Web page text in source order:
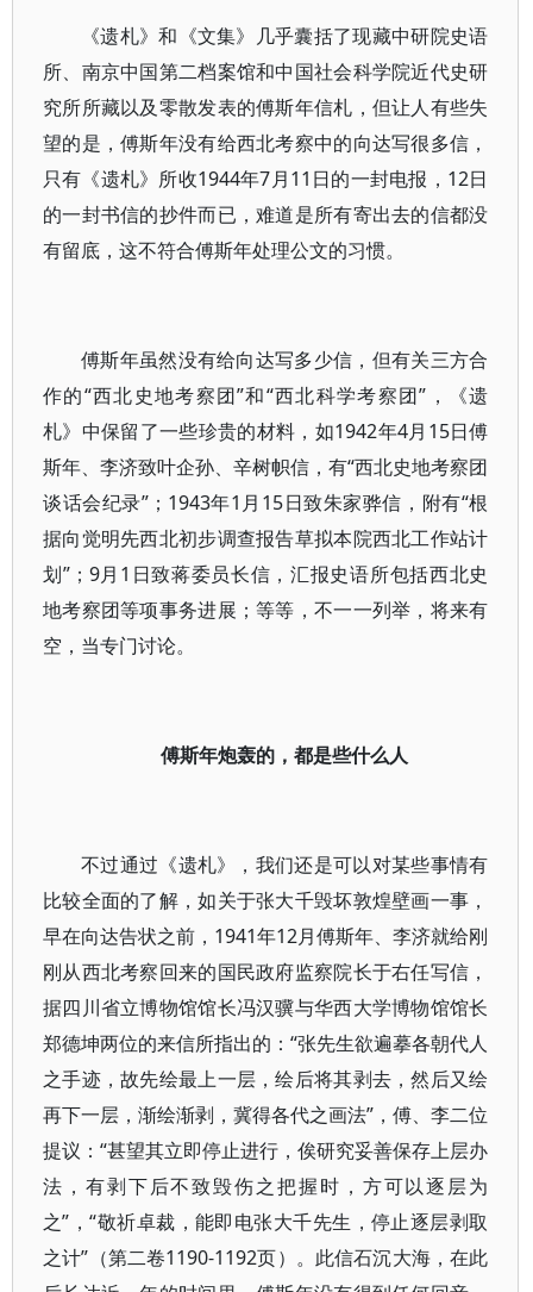
《遗札》和《文集》几乎囊括了现藏中研院史语
所、南京中国第二档案馆和中国社会科学院近代史研
究所所藏以及零散发表的傅斯年信札，但让人有些失
望的是，傅斯年没有给西北考察中的向达写很多信，
只有《遗札》所收1944年7月11日的一封电报，12日
的一封书信的抄件而已，难道是所有寄出去的信都没
有留底，这不符合傅斯年处理公文的习惯。
傅斯年虽然没有给向达写多少信，但有关三方合
作的“西北史地考察团”和“西北科学考察团”，《遗
札》中保留了一些珍贵的材料，如1942年4月15日傅
斯年、李济致叶企孙、辛树帜信，有“西北史地考察团
谈话会纪录”；1943年1月15日致朱家骅信，附有“根
据向觉明先西北初步调查报告草拟本院西北工作站计
划”；9月1日致蒋委员长信，汇报史语所包括西北史
地考察团等项事务进展；等等，不一一列举，将来有
空，当专门讨论。
傅斯年炮轰的，都是些什么人
不过通过《遗札》，我们还是可以对某些事情有
比较全面的了解，如关于张大千毁坏敦煌壁画一事，
早在向达告状之前，1941年12月傅斯年、李济就给刚
刚从西北考察回来的国民政府监察院长于右任写信，
据四川省立博物馆馆长冯汉骥与华西大学博物馆馆长
郑德坤两位的来信所指出的：“张先生欲遍摹各朝代人
之手迹，故先绘最上一层，绘后将其剥去，然后又绘
再下一层，渐绘渐剥，冀得各代之画法”，傅、李二位
提议：“甚望其立即停止进行，俟研究妥善保存上层办
法，有剥下后不致毁伤之把握时，方可以逐层为
之”，“敬祈卓裁，能即电张大千先生，停止逐层剥取
之计”（第二卷1190-1192页）。此信石沉大海，在此